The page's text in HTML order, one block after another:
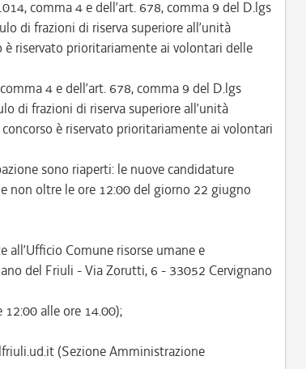
comma 4 e dell’art. 678, comma 9 del D.lgs
di frazioni di riserva superiore all’unità
riservato prioritariamente ai volontari delle
4 e dell’art. 678, comma 9 del D.lgs
di frazioni di riserva superiore all’unità
è riservato prioritariamente ai volontari
sono riaperti: le nuove candidature
non oltre le ore 12:00 del giorno 22 giugno
all’Ufficio Comune risorse umane e
del Friuli - Via Zorutti, 6 - 33052 Cervignano
alle ore 14.00);
(Sezione Amministrazione